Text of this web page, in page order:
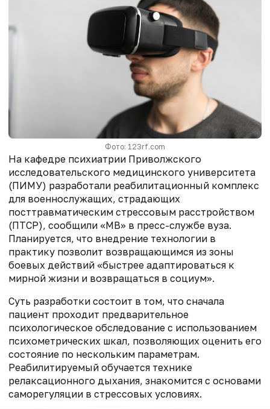
Фото: 123rf.com
На кафедре психиатрии Приволжского
исследовательского медицинского университета
(ПИМУ) разработали реабилитационный комплекс
для военнослужащих, страдающих
посттравматическим стрессовым расстройством
(ПТСР), сообщили «МВ» в пресс-службе вуза.
Планируется, что внедрение технологии в
практику позволит возвращающимся из зоны
боевых действий «быстрее адаптироваться к
мирной жизни и возвращаться в социум».
Суть разработки состоит в том, что сначала
пациент проходит предварительное
психологическое обследование с использованием
психометрических шкал, позволяющих оценить его
состояние по нескольким параметрам.
Реабилитируемый обучается технике
релаксационного дыхания, знакомится с основами
саморегуляции в стрессовых условиях.